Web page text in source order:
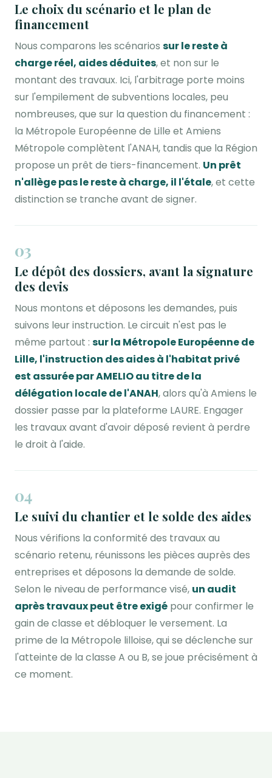
Le choix du scénario et le plan de
financement
Nous comparons les scénarios sur le reste à
charge réel, aides déduites, et non sur le
montant des travaux. Ici, l'arbitrage porte moins
sur l'empilement de subventions locales, peu
nombreuses, que sur la question du financement :
la Métropole Européenne de Lille et Amiens
Métropole complètent l'ANAH, tandis que la Région
propose un prêt de tiers-financement. Un prêt
n'allège pas le reste à charge, il l'étale, et cette
distinction se tranche avant de signer.
03
Le dépôt des dossiers, avant la signature
des devis
Nous montons et déposons les demandes, puis
suivons leur instruction. Le circuit n'est pas le
même partout : sur la Métropole Européenne de
Lille, l'instruction des aides à l'habitat privé
est assurée par AMELIO au titre de la
délégation locale de l'ANAH, alors qu'à Amiens le
dossier passe par la plateforme LAURE. Engager
les travaux avant d'avoir déposé revient à perdre
le droit à l'aide.
04
Le suivi du chantier et le solde des aides
Nous vérifions la conformité des travaux au
scénario retenu, réunissons les pièces auprès des
entreprises et déposons la demande de solde.
Selon le niveau de performance visé, un audit
après travaux peut être exigé pour confirmer le
gain de classe et débloquer le versement. La
prime de la Métropole lilloise, qui se déclenche sur
l'atteinte de la classe A ou B, se joue précisément à
ce moment.